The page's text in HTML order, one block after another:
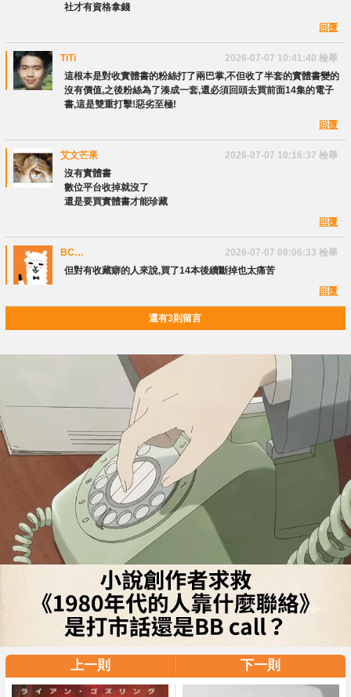
社才有資格拿錢
回覆
TiTi 2026-07-07 10:41:40 檢舉
這根本是對收實體書的粉絲打了兩巴掌,不但收了半套的實體書變的
沒有價值,之後粉絲為了湊成一套,還必須回頭去買前面14集的電子
書,這是雙重打擊!惡劣至極!
回覆
艾文芒果 2026-07-07 10:16:37 檢舉
沒有實體書
數位平台收掉就沒了
還是要買實體書才能珍藏
回覆
BC
Tinymelody
2026-07-07 08:06:33 檢舉
但對有收藏癖的人來說,買了14本後續斷掉也太痛苦
回覆
還有3則留言
上一則 下一則